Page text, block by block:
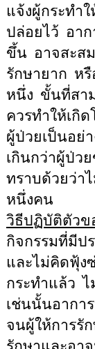
แจ้งผู้กระทำ
ปล่อยไว้ อา
ขึ้น อาจสะส
รักษายาก ห
หนึ่ง ขั้นที่สา
ควรทำให้เกิ
ผู้ป่วยเป็นอย่
เกินกว่าผู้ป่ว
ทราบด้วยว่า
หนึ่งคน
วิธีปฏิบัติตัวข
กิจกรรมที่มีป
และไม่คิดฟุ้ง
กระทำแล้ว ไ
เช่นนั้นอากา
จนผู้ให้การรั